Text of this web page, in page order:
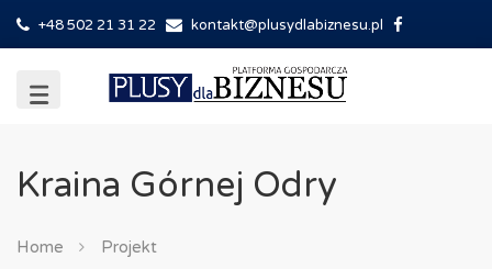
+48 502 21 31 22 kontakt@plusydlabiznesu.pl
Kraina Górnej Odry
Home Projekt